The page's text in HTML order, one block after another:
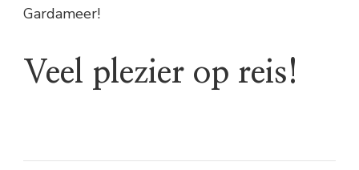
Gardameer!
Veel plezier op reis!